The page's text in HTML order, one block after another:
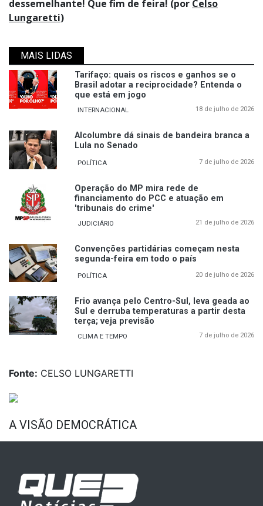
dessemelhante! Que fim de feira! (por Celso
Lungaretti)
MAIS LIDAS
Tarifaço: quais os riscos e ganhos se o
Brasil adotar a reciprocidade? Entenda o
que está em jogo
INTERNACIONAL 18 de julho de 2026
Alcolumbre dá sinais de bandeira branca a
Lula no Senado
POLÍTICA 7 de julho de 2026
Operação do MP mira rede de
financiamento do PCC e atuação em
'tribunais do crime'
JUDICIÁRIO 21 de julho de 2026
Convenções partidárias começam nesta
segunda-feira em todo o país
POLÍTICA 20 de julho de 2026
Frio avança pelo Centro-Sul, leva geada ao
Sul e derruba temperaturas a partir desta
terça; veja previsão
CLIMA E TEMPO 7 de julho de 2026
Fonte: CELSO LUNGARETTI
A VISÃO DEMOCRÁTICA